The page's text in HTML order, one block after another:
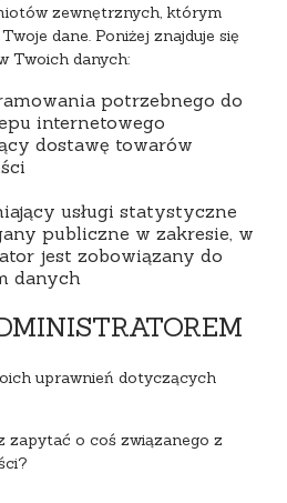
zewnętrznych, którym
dane. Poniżej znajduje się
Twoich danych:
potrzebnego do
internetowego
dostawę towarów
usługi statystyczne
publiczne w zakresie, w
jest zobowiązany do
danych
uprawnień dotyczących
zapytać o coś związanego z